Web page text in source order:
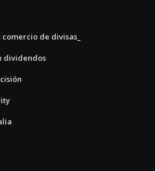
de divisas_
dividendos